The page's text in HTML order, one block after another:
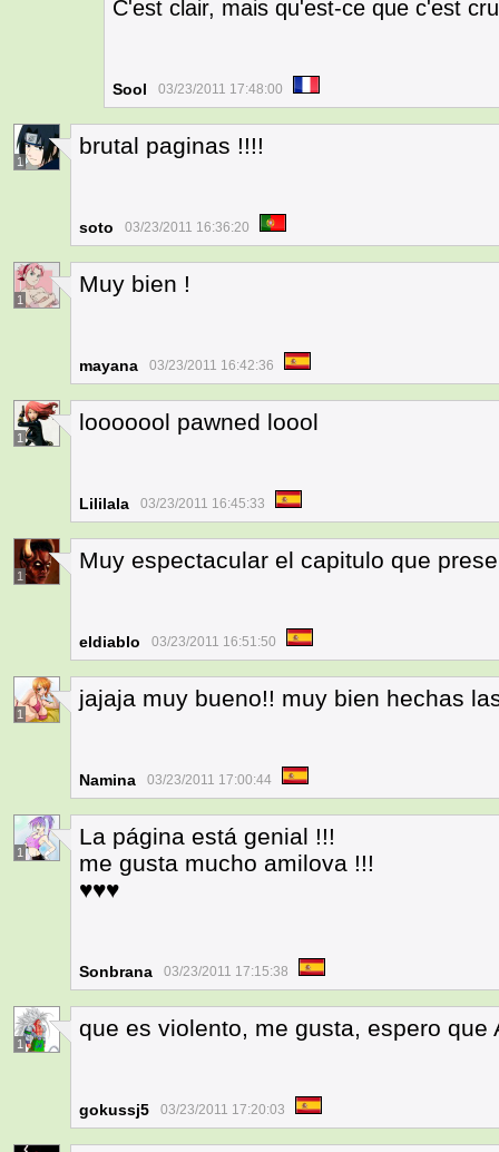
C'est clair, mais qu'est-ce que c'est
Sool 03/23/2011 17:48:00
1
brutal paginas !!!!
soto 03/23/2011 16:36:20
1
Muy bien !
mayana 03/23/2011 16:42:36
1
looooool pawned loool
Lililala 03/23/2011 16:45:33
1
Muy espectacular el capitulo que
eldiablo 03/23/2011 16:51:50
1
jajaja muy bueno!! muy bien hechas
Namina 03/23/2011 17:00:44
1
La página está genial !!!
me gusta mucho amilova !!!
♥♥♥
Sonbrana 03/23/2011 17:15:38
1
que es violento, me gusta, espero que
gokussj5 03/23/2011 17:20:03